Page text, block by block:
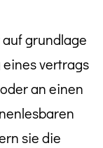
grundlage
vertrags
an einen
sie die